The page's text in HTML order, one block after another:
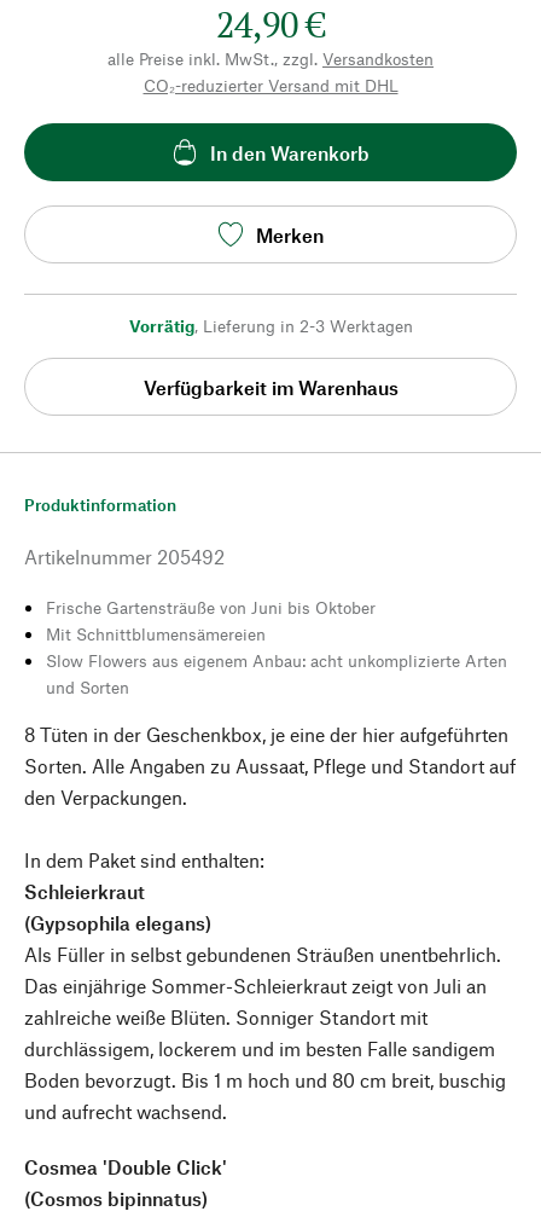
24,90 €
alle Preise inkl. MwSt., zzgl. Versandkosten
CO₂-reduzierter Versand mit DHL
In den Warenkorb
Merken
Vorrätig, Lieferung in 2-3 Werktagen
Verfügbarkeit im Warenhaus
Produktinformation
Artikelnummer 205492
Frische Gartensträuße von Juni bis Oktober
Mit Schnittblumensämereien
Slow Flowers aus eigenem Anbau: acht unkomplizierte Arten
und Sorten
8 Tüten in der Geschenkbox, je eine der hier aufgeführten
Sorten. Alle Angaben zu Aussaat, Pflege und Standort auf
den Verpackungen.
In dem Paket sind enthalten:
Schleierkraut
(Gypsophila elegans)
Als Füller in selbst gebundenen Sträußen unentbehrlich.
Das einjährige Sommer-Schleierkraut zeigt von Juli an
zahlreiche weiße Blüten. Sonniger Standort mit
durchlässigem, lockerem und im besten Falle sandigem
Boden bevorzugt. Bis 1 m hoch und 80 cm breit, buschig
und aufrecht wachsend.
Cosmea 'Double Click'
(Cosmos bipinnatus)